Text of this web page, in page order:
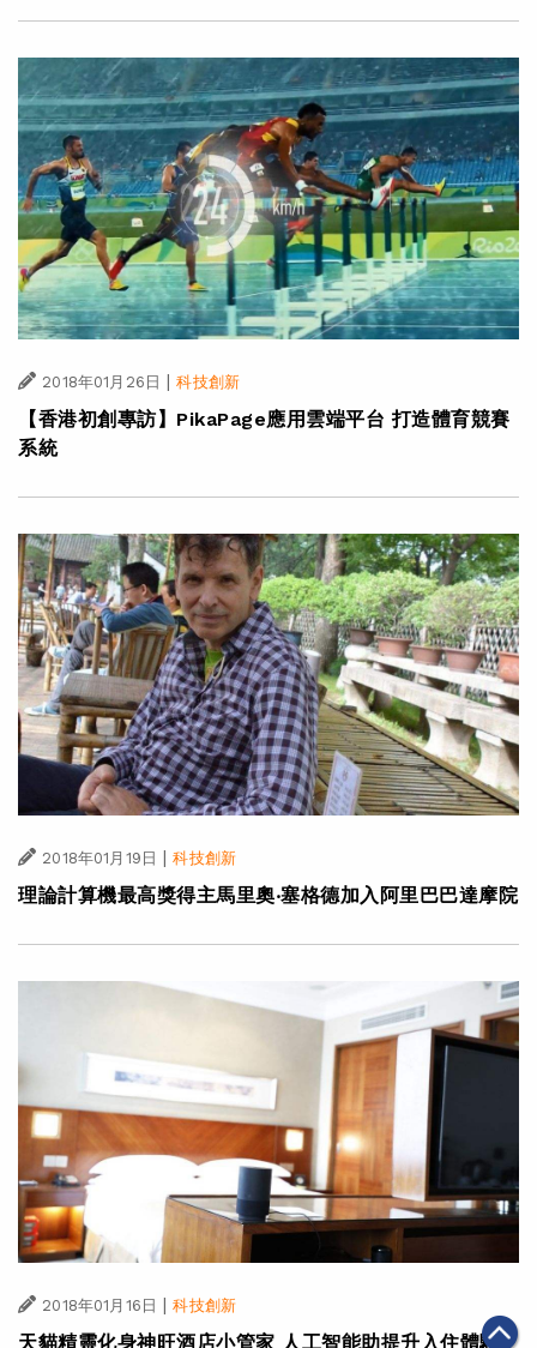
2018年01月26日 | 科技創新
【香港初創專訪】PikaPage應用雲端平台 打造體育競賽
系統
2018年01月19日 | 科技創新
理論計算機最高獎得主馬里奧‧塞格德加入阿里巴巴達摩院
2018年01月16日 | 科技創新
天貓精靈化身神旺酒店小管家 人工智能助提升入住體驗